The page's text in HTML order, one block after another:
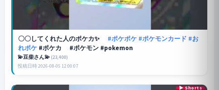
〇〇してくれた人のポケカ✨️ #ポケポケ #ポケモンカード #お
れポケ#ポケカ #ポケモン #pokemon
💫豆柴さん💫 (23,400)
投稿日時 2026-08-05 12:00:07